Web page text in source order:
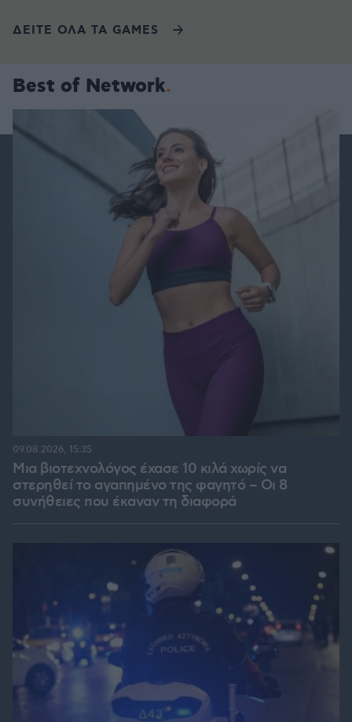
ΔΕΙΤΕ ΟΛΑ ΤΑ GAMES
Best of Network
Μια βιοτεχνολόγος έχασε 10 κιλά χωρίς να
στερηθεί το αγαπημένο της φαγητό – Οι 8
συνήθειες που έκαναν τη διαφορά
09.08.2026, 15:35